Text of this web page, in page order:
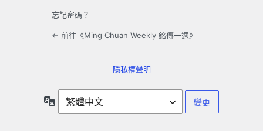
忘記密碼？
← 前往《Ming Chuan Weekly 銘傳一週》
隱私權聲明
言